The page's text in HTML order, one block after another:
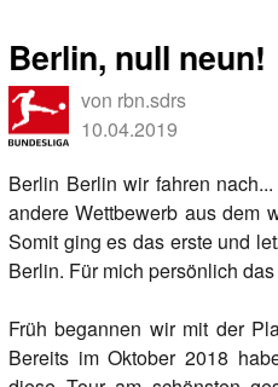
Berlin, null neun!
von rbn.sdrs
10.04.2019
Berlin Berlin wir fahren
andere Wettbewerb aus dem
Somit ging es das erste und
Berlin. Für mich persönlich
Früh begannen wir mit der
Bereits im Oktober 2018